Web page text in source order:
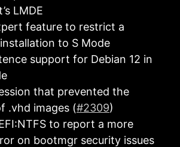
LMDE
feature to restrict a
to S Mode
support for Debian 12 in
that prevented the
.vhd images (#2309)
to report a more
on bootmgr security issues